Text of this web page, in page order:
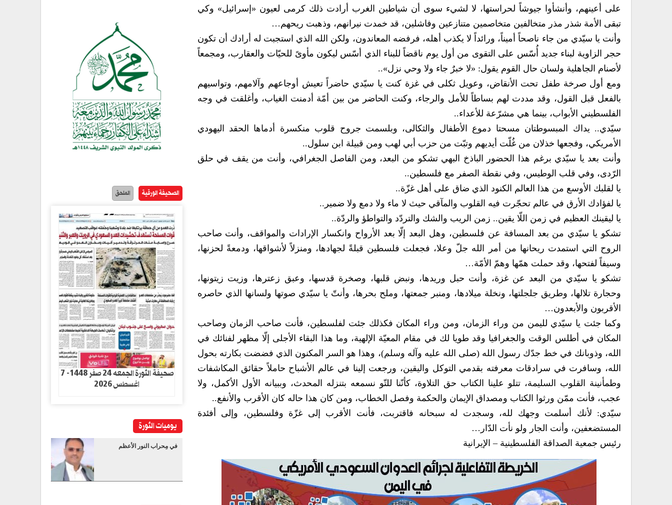
على أعينهم، وأنشأوا جيوشاً لحراستها، لا لشيء سوى أن شياطين الغرب أرادت ذلك كرمى لعيون «إسرائيل» وكي
تبقى الأمة شذر مذر متخالفين متخاصمين متنازعين وفاشلين، قد خمدت نيرانهم، وذهبت ريحهم…
وأنت يا سيّدي من جاء ناصحاً أميناً، ورائداً لا يكذب أهله، فرفضه المعاندون، ولكن الله الذي استجبت له أرادك أن تكون
حجر الزاوية لبناء جديد أُسّس على التقوى من أول يوم ناقضاً للبناء الذي أسّس ليكون مأوىً للحيّات والعقارب، ومجمعاً
لأصنام الجاهلية ولسان حال القوم يقول: «لا خبرٌ جاء ولا وحي نزل»..
ومع أول صرخة طفل تحت الأنقاض، وعويل ثكلى في غزة كنت يا سيّدي حاضراً تعيش أوجاعهم وآلامهم، وتواسيهم
بالفعل قبل القول، وقد مددت لهم بساطاً للأمل والرجاء، وكنت الحاضر من بين أمّة أدمنت الغياب، وأغلقت في وجه
الفلسطيني الأبواب، بينما هي مشرّعة للأعداء..
سيّدي.. يداك المبسوطتان مسحتا دموع الأطفال والثكالى، وبلسمت جروح قلوب منكسرة أدماها الحقد اليهودي
الأمريكي، وفجعها خذلان من غُلّت أيديهم وتبّت من حزب أبي لهب ومن قبيلة ابن سلول..
وأنت بعد يا سيّدي برغم هذا الحضور الباذخ البهي تشكو من البعد، ومن الفاصل الجغرافي، وأنت من يقف في حلق
الرّدى، وفي قلب الوطيس، وفي نقطة الصفر مع فلسطين..
يا لقلبك الأوسع من هذا العالم الكنود الذي ضاق على أهل غزّة..
يا لفؤادك الأرق في عالم تحجّرت فيه القلوب والمآقي حيث لا ماء ولا دمع ولا ضمير..
يا ليقينك العظيم في زمن اللّا يقين.. زمن الريب والشك والتردّد والتواطؤ والردّة..
تشكو يا سيّدي من بعد المسافة عن فلسطين، وهل البعد إلّا بعد الأرواح وانكسار الإرادات والمواقف، وأنت صاحب
الروح التي استمدت ريحانها من أمر الله جلّ وعلا، فجعلت فلسطين قبلةً لجهادها، ومنزلاً لأشواقها، ودمعةً لحزنها،
وسيفاً لفتحها، وقد حملت همّها وهمّ الأمّة…
تشكو يا سيّدي من البعد عن غزة، وأنت حبل وريدها، ونبض قلبها، وصخرة قدسها، وعبق زعترها، وزيت زيتونها،
وحجارة تلالها، وطريق جلجلتها، ونخلة ميلادها، ومنبر جمعتها، وملح بحرها، وأنتّ يا سيّدي صوتها ولسانها الذي حاصره
الأقربون والأبعدون…
وكما جئت يا سيّدي لليمن من وراء الزمان، ومن وراء المكان فكذلك جئت لفلسطين، فأنت صاحب الزمان وصاحب
المكان في أطلس الوقت والجغرافيا وقد طويا لك في مقام المعيّة الإلهية، وما هذا البقاء الأجلى إلّا مظهر لفنائك في
الله، وذوبانك في خط جدّك رسول الله (صلى الله عليه وآله وسلم)، وهذا هو السر المكنون الذي فضضت بكارته بحول
الله، وسافرت في سرادقات معرفته بقدمي التوكل واليقين، ورجعت إلينا في عالم الأشباح حاملاً حقائق المكاشفات
وطمأنينة القلوب السليمة، تتلو علينا الكتاب حق التلاوة، كأنّنا للتّو نسمعه بتنزله المحدث، وببيانه الأول الأكمل، ولا
عجب، فأنت ممّن ورثوا الكتاب ومصداق الإيمان والحكمة وفصل الخطاب، ومن كان هذا حاله كان الأقرب والأنفع..
سيّدي: لأنك أسلمت وجهك لله، وسجدت له سبحانه فاقتربت، فأنت الأقرب إلى غزّة وفلسطين، وإلى أفئدة
المستضعفين، وأنت الجار ولو نأت الدّار…
رئيس جمعية الصداقة الفلسطينية – الإيرانية
الصحيفة الورقية الملحق
صحيفة الثورة الجمعه 24 صفر 1448- 7
اغسطس 2026
يوميات الثورة
في مِحراب النور الأعظم